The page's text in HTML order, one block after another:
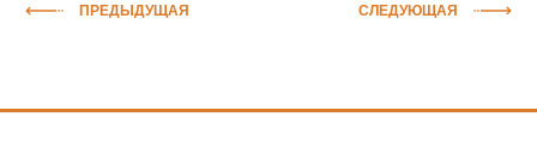
ПРЕДЫДУЩАЯ СЛЕДУЮЩАЯ